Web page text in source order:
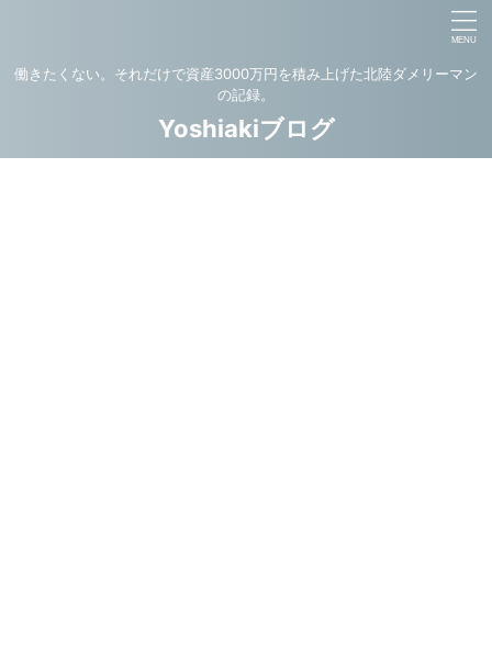
働きたくない。それだけで資産3000万円を積み上げた北陸ダメリーマン
の記録。
Yoshiakiブログ